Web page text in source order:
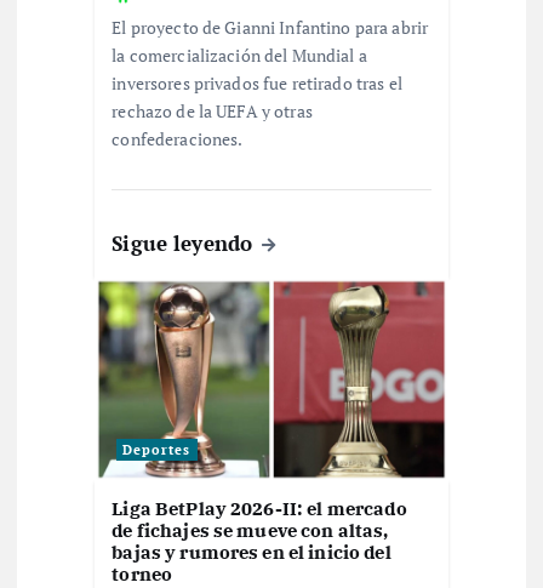
El proyecto de Gianni Infantino para abrir
la comercialización del Mundial a
inversores privados fue retirado tras el
rechazo de la UEFA y otras
confederaciones.
Sigue leyendo
Deportes
Liga BetPlay 2026-II: el mercado
de fichajes se mueve con altas,
bajas y rumores en el inicio del
torneo